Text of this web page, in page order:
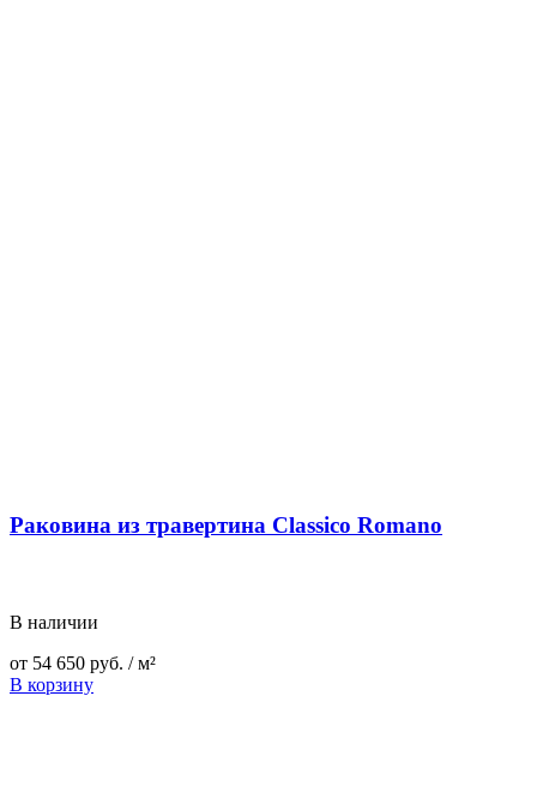
Раковина из травертина Classico Romano
В наличии
от 54 650 руб. / м²
В корзину